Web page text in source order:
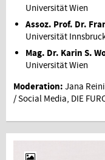
Universität Wien
Assoz. Prof. Dr.
Universität
Mag. Dr. Karin S.
Universität Wien
Moderation: Jana
/ Social Media, DIE